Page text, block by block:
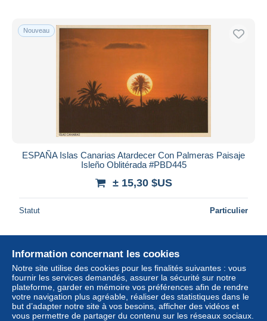
Nouveau
ESPAÑA Islas Canarias Atardecer Con Palmeras Paisaje
Isleño Oblitérada #PBD445
± 15,30 $US
Statut Particulier
Nouveau
Information concernant les cookies
Notre site utilise des cookies pour les finalités suivantes : vous
fournir les services demandés, assurer la sécurité sur notre
plateforme, garder en mémoire vos préférences afin de rendre
votre navigation plus agréable, réaliser des statistiques dans le
but d’adapter notre site à vos besoins, afficher des vidéos et
vous permettre de partager du contenu sur les réseaux sociaux.